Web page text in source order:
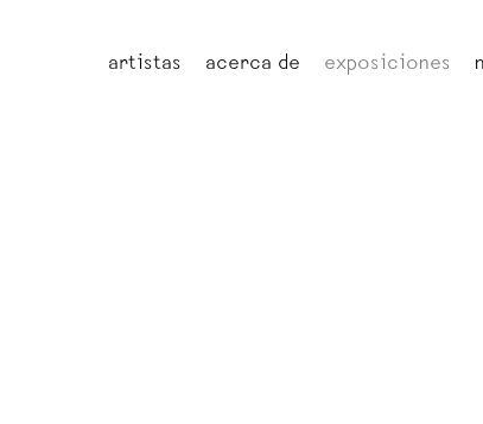
artistas acerca de exposiciones